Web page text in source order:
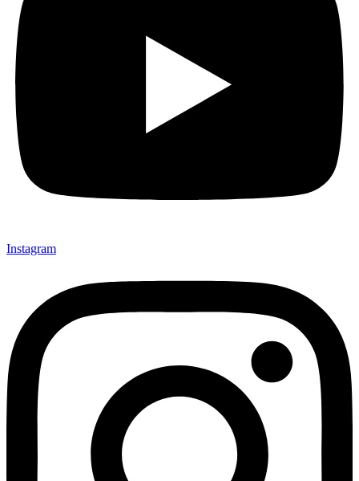
Instagram